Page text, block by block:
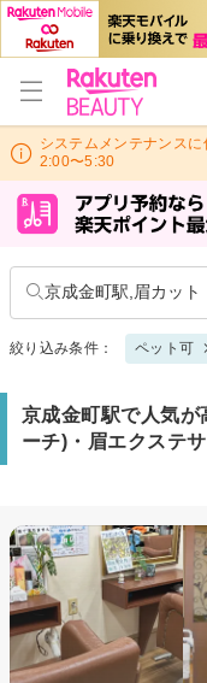
システムメンテナンス
2:00〜5:30
京成金町駅,眉カッ
絞り込み条件： ペット可
京成金町駅で人気が
ーチ)・眉エクステ